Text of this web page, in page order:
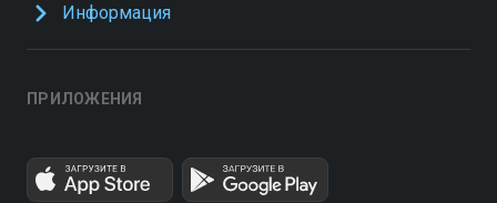
Информация
ПРИЛОЖЕНИЯ